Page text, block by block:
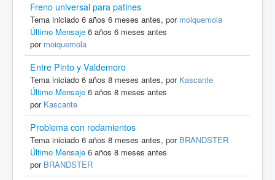
Freno universal para patines
Tema iniciado 6 años 6 meses antes, por moiquemola
Último Mensaje 6 años 6 meses antes
por moiquemola
Entre Pinto y Valdemoro
Tema iniciado 6 años 8 meses antes, por Kascante
Último Mensaje 6 años 8 meses antes
por Kascante
Problema con rodamientos
Tema iniciado 6 años 8 meses antes, por BRANDSTER
Último Mensaje 6 años 8 meses antes
por BRANDSTER